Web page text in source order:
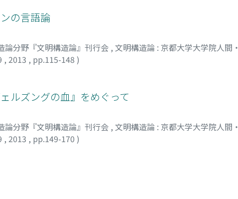
の言語論
論分野『文明構造論』刊行会 , 文明構造論 : 京都大学大学院人間・
, 2013 , pp.115-148 )
ルズングの血』をめぐって
論分野『文明構造論』刊行会 , 文明構造論 : 京都大学大学院人間・
, 2013 , pp.149-170 )